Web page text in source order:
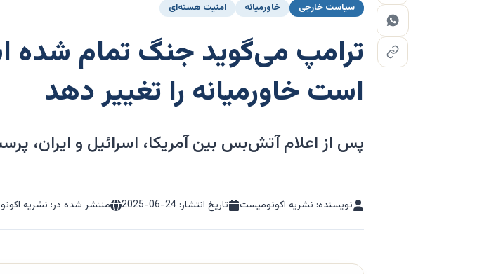
سیاست خارجی خاورمیانه امنیت هسته‌ای
است خاورمیانه را تغییر دهد
پس از اعلام آتش‌بس بین آمریکا، اسرائیل و ایران،
نویسنده: نشریه اکونومیست تاریخ انتشار: 2025-06-24 منتشر شده در: نشریه